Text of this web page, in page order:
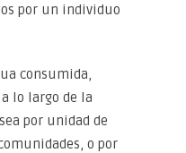
por un individuo
consumida,
lo largo de la
por unidad de
o por